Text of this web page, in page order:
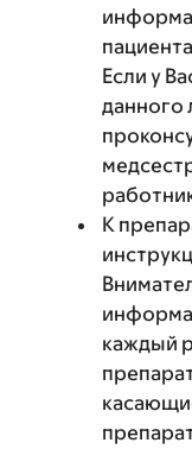
Если у
данного
К
каждый